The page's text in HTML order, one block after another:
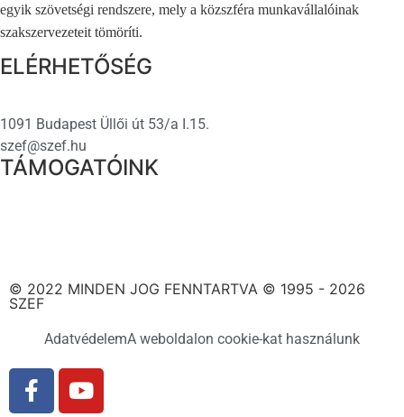
egyik szövetségi rendszere, mely a közszféra munkavállalóinak
szakszervezeteit tömöríti.
ELÉRHETŐSÉG
1091 Budapest Üllői út 53/a I.15.
szef@szef.hu
TÁMOGATÓINK
© 2022 MINDEN JOG FENNTARTVA © 1995 - 2026
SZEF
AdatvédelemA weboldalon cookie-kat használunk